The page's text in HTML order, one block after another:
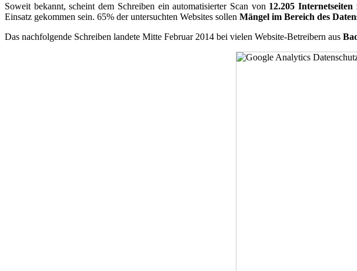
Soweit bekannt, scheint dem Schreiben ein automatisierter Scan von 12.205 Internetseiten
Einsatz gekommen sein. 65% der untersuchten Websites sollen Mängel im Bereich des
Das nachfolgende Schreiben landete Mitte Februar 2014 bei vielen Website-Betreibern aus